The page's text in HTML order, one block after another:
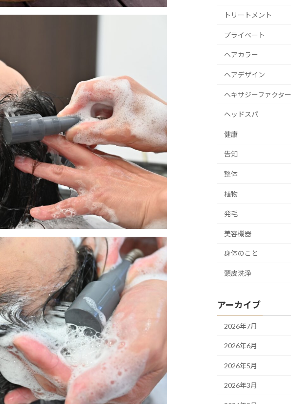
トリートメント
プライベート
ヘアカラー
ヘアデザイン
ヘキサジーファクター
ヘッドスパ
健康
告知
整体
植物
発毛
美容機器
身体のこと
頭皮洗浄
アーカイブ
2026年7月
2026年6月
2026年5月
2026年3月